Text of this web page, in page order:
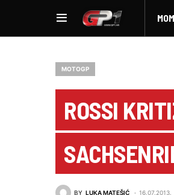
MOTOGP
ROSSI
BY LUKA MATEŠIĆ 16.07.2013.